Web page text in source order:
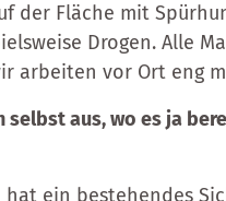
der Fläche mit
Drogen. Alle
arbeiten vor Ort eng
selbst aus, wo es ja
hat ein bestehendes